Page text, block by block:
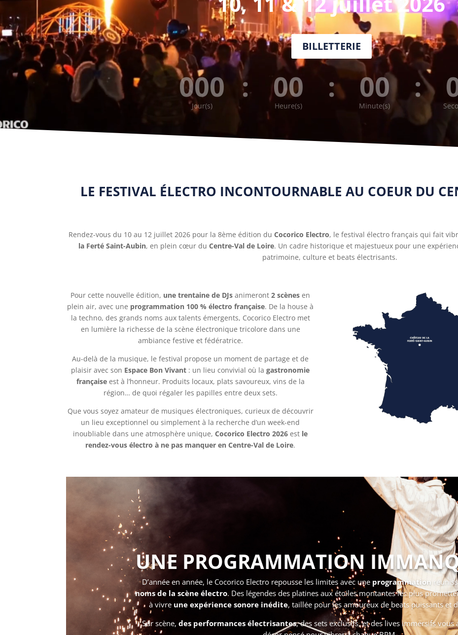
BILLETTERIE
000
Jour(s)
: 00
Heure(s)
: 00
Minute(s)
:
LE FESTIVAL ÉLECTRO INCONTOURNABLE AU COEUR DU
Rendez-vous du 10 au 12 juillet 2026 pour la 8ème édition du Cocorico Electro, le festival électro français qui fait
la Ferté Saint-Aubin, en plein cœur du Centre-Val de Loire. Un cadre historique et majestueux pour une
patrimoine, culture et beats électrisants.
Pour cette nouvelle édition, une trentaine de DJs animeront2 scènes en
plein air, avec une programmation 100 % électro française. De la house à
la techno, des grands noms aux talents émergents, Cocorico Electro met
en lumière la richesse de la scène électronique tricolore dans une
ambiance festive et fédératrice.
Au-delà de la musique, le festival propose un moment de partage et de
plaisir avec son Espace Bon Vivant : un lieu convivial où lagastronomie
françaiseest à l’honneur. Produits locaux, plats savoureux, vins de la
région… de quoi régaler les papilles entre deux sets.
Que vous soyez amateur de musiques électroniques, curieux de découvrir
un lieu exceptionnel ou simplement à la recherche d’un week-end
inoubliable dans une atmosphère unique,Cocorico Electro 2026 est le
rendez-vous électro à ne pas manquer en Centre-Val de Loire.
UNE PROGRAMMATION
D’année en année, le Cocorico Electro repousse les limites avec une programmation
noms de la scène électro. Des légendes des platines aux étoiles montantes les plus
à vivre une expérience sonore inédite, taillée pour les amoureux de beats puissants et
Sur scène, des performances électrisantes, des sets exclusifs, et des lives immersifs vous